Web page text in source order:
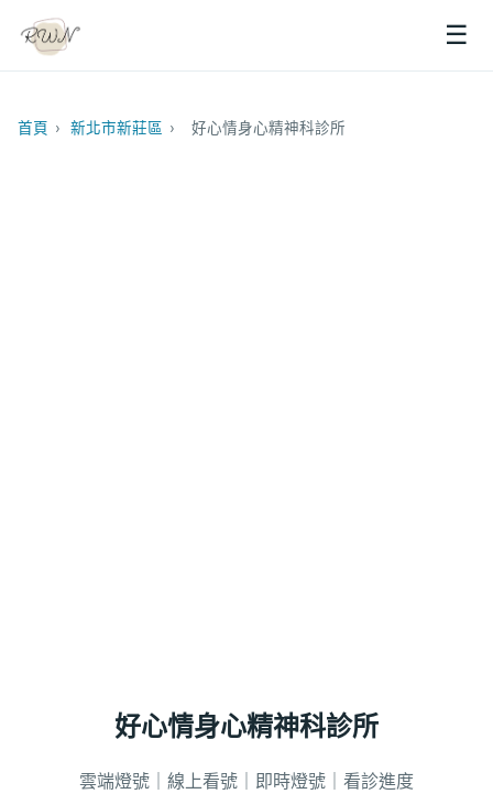
☰
首頁 › 新北市新莊區 › 好心情身心精神科診所
好心情身心精神科診所
雲端燈號｜線上看號｜即時燈號｜看診進度